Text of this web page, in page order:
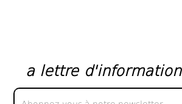
a lettre d'information
a